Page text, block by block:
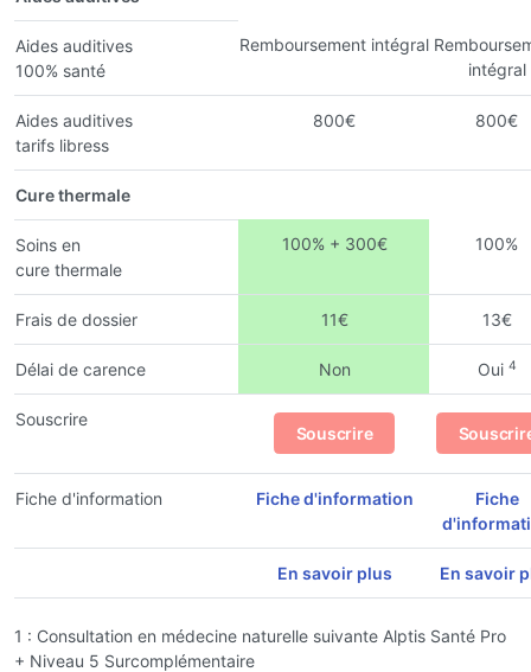
Aides auditives
100% santé
Remboursement intégral
intégral
Aides auditives
tarifs libress
800€ 800€
Cure thermale
Soins en
cure thermale
100% + 300€ 100%
Frais de dossier 11€ 13€
Délai de carence Non Oui 4
Souscrire
Souscrire
Fiche d'information Fiche d'information
Fiche
En savoir plus En savoir
1 : Consultation en médecine naturelle suivante Alptis Santé Pro
+ Niveau 5 Surcomplémentaire